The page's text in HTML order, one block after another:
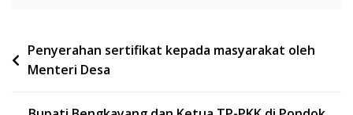
Navigasi
pos
Penyerahan sertifikat kepada masyarakat oleh
Menteri Desa